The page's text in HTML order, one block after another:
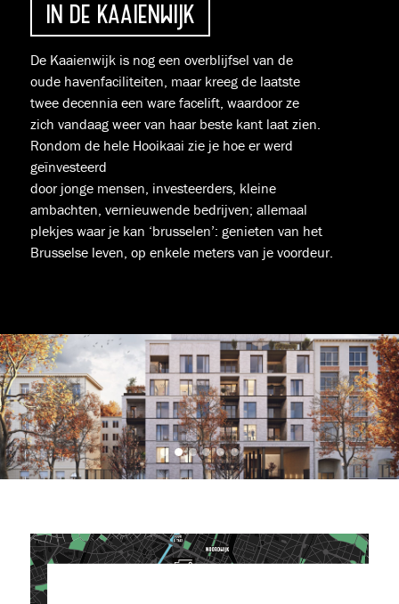
IN DE KAAIENWIJK
De Kaaienwijk is nog een overblijfsel van de
oude havenfaciliteiten, maar kreeg de laatste
twee decennia een ware facelift, waardoor ze
zich vandaag weer van haar beste kant laat zien.
Rondom de hele Hooikaai zie je hoe er werd
geïnvesteerd
door jonge mensen, investeerders, kleine
ambachten, vernieuwende bedrijven; allemaal
plekjes waar je kan ‘brusselen’: genieten van het
Brusselse leven, op enkele meters van je voordeur.